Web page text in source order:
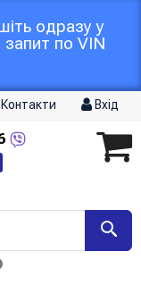
одразу у
по VIN
Контакти Вхід